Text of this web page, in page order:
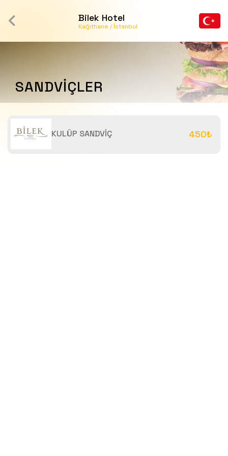
Bilek Hotel
Kağıthane / İstanbul
SANDVİÇLER
KULÜP SANDVİÇ 450₺